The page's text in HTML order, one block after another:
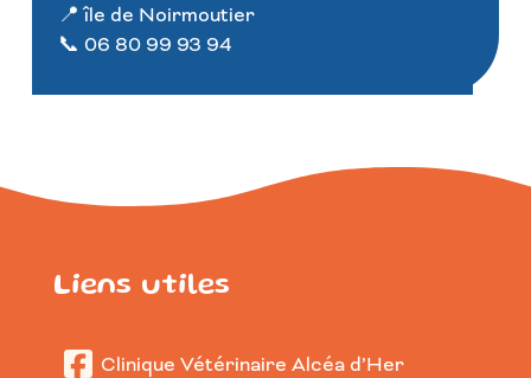
📍 île de Noirmoutier
📞 06 80 99 93 94
Liens utiles
Clinique Vétérinaire Alcéa d’Her